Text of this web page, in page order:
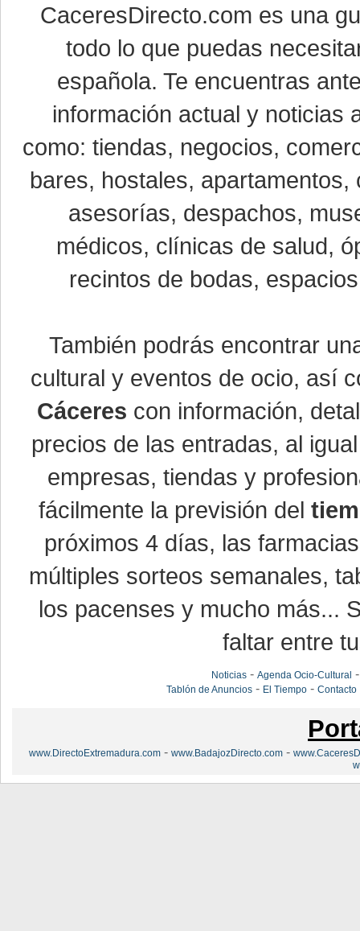
CaceresDirecto.com es una
todo lo que puedas
española. Te encuentras
información actual y noticias
como: tiendas, negocios,
bares, hostales,
asesorías, despachos,
médicos, clínicas de salud,
recintos de bodas,
También podrás encontrar
cultural y eventos de ocio, así
Cáceres con información,
precios de las entradas, al
empresas, tiendas y
fácilmente la previsión del
próximos 4 días, las
múltiples sorteos semanales,
los pacenses y mucho más...
faltar entre
Noticias -Agenda Ocio-Cultural
Tablón de Anuncios - El Tiempo -Contacto
www.DirectoExtremadura.com - www.BadajozDirecto.com -